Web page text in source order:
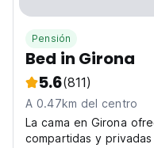
Pensión
Bed in Girona
5.6(811)
A 0.47km del centro
La cama en Girona
compartidas y